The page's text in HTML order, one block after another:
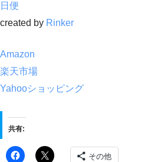
日便
created by Rinker
Amazon
楽天市場
Yahooショッピング
共有:
その他